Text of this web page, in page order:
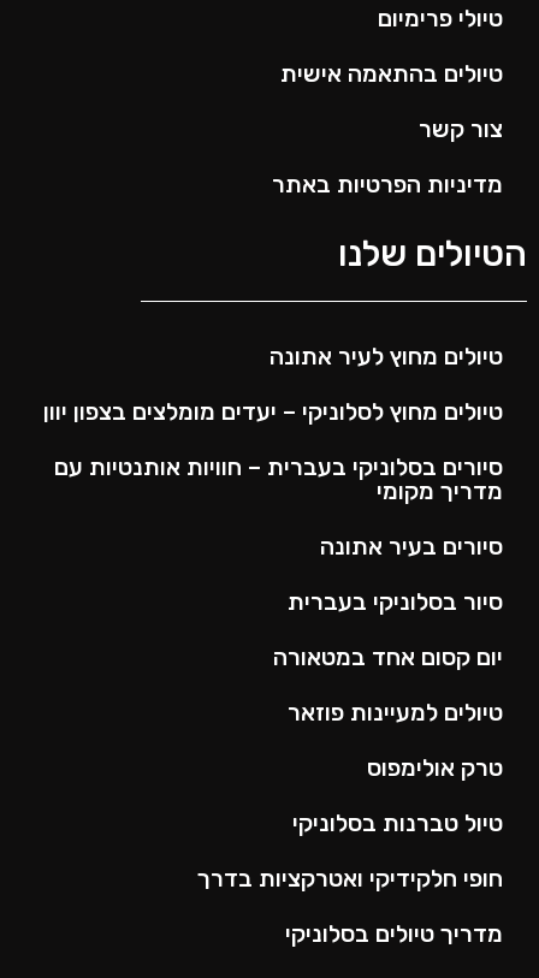
טיולי פרימיום
טיולים בהתאמה אישית
צור קשר
מדיניות הפרטיות באתר
הטיולים שלנו
טיולים מחוץ לעיר אתונה
טיולים מחוץ לסלוניקי – יעדים מומלצים בצפון יוון
סיורים בסלוניקי בעברית – חוויות אותנטיות עם
מדריך מקומי
סיורים בעיר אתונה
סיור בסלוניקי בעברית
יום קסום אחד במטאורה
טיולים למעיינות פוזאר
טרק אולימפוס
טיול טברנות בסלוניקי
חופי חלקידיקי ואטרקציות בדרך
מדריך טיולים בסלוניקי